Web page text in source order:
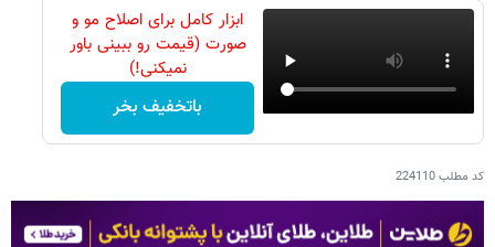
ابزار کامل برای اصلاح مو و
صورت (قیمت رو ببینی باور
نمیکنی!)
باتخفیف بخر
کد مطلب224110